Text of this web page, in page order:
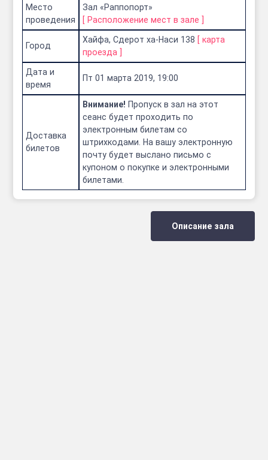
Место
проведения
Зал «Раппопорт»
[ Расположение мест в зале
Город
Хайфа, Сдерот ха-Наси 138 [ карта
проезда
Дата и
время
Пт 01 марта 2019, 19:00
Доставка
билетов
Внимание! Пропуск в зал на этот
сеанс будет проходить по
электронным билетам со
штрихкодами. На вашу электронную
почту будет выслано письмо с
купоном о покупке и электронными
билетами.
Описание зала